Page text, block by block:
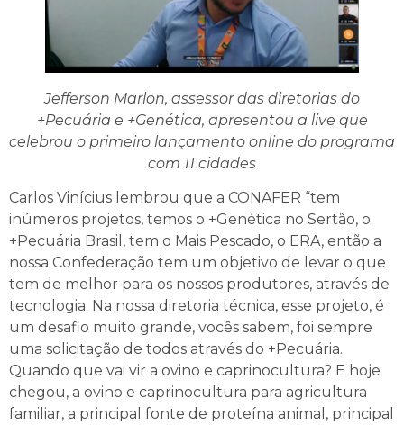
Jefferson Marlon, assessor das diretorias do
+Pecuária e +Genética, apresentou a live que
celebrou o primeiro lançamento online do programa
com 11 cidades
Carlos Vinícius lembrou que a CONAFER “tem
inúmeros projetos, temos o +Genética no Sertão, o
+Pecuária Brasil, tem o Mais Pescado, o ERA, então a
nossa Confederação tem um objetivo de levar o que
tem de melhor para os nossos produtores, através de
tecnologia. Na nossa diretoria técnica, esse projeto, é
um desafio muito grande, vocês sabem, foi sempre
uma solicitação de todos através do +Pecuária.
Quando que vai vir a ovino e caprinocultura? E hoje
chegou, a ovino e caprinocultura para agricultura
familiar, a principal fonte de proteína animal, principal